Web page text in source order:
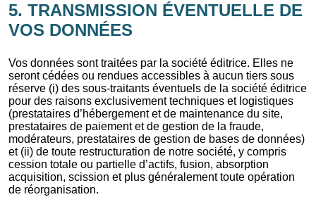
5. TRANSMISSION ÉVENTUELLE DE
VOS DONNÉES
Vos données sont traitées par la société éditrice. Elles ne
seront cédées ou rendues accessibles à aucun tiers sous
réserve (i) des sous-traitants éventuels de la société éditrice
pour des raisons exclusivement techniques et logistiques
(prestataires d’hébergement et de maintenance du site,
prestataires de paiement et de gestion de la fraude,
modérateurs, prestataires de gestion de bases de données)
et (ii) de toute restructuration de notre société, y compris
cession totale ou partielle d’actifs, fusion, absorption
acquisition, scission et plus généralement toute opération
de réorganisation.